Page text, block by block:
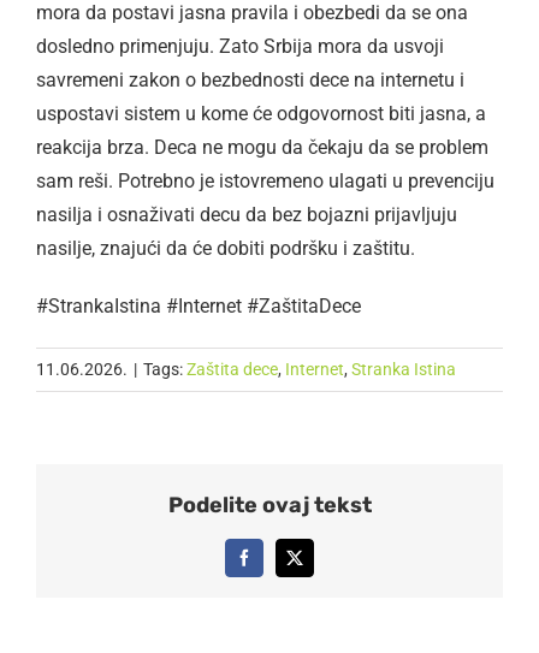
mora da postavi jasna pravila i obezbedi da se ona
dosledno primenjuju. Zato Srbija mora da usvoji
savremeni zakon o bezbednosti dece na internetu i
uspostavi sistem u kome će odgovornost biti jasna, a
reakcija brza. Deca ne mogu da čekaju da se problem
sam reši. Potrebno je istovremeno ulagati u prevenciju
nasilja i osnaživati decu da bez bojazni prijavljuju
nasilje, znajući da će dobiti podršku i zaštitu.
#StrankaIstina #Internet #ZaštitaDece
11.06.2026. | Tags:Zaštita dece, Internet, Stranka Istina
Podelite ovaj tekst
Facebook
X